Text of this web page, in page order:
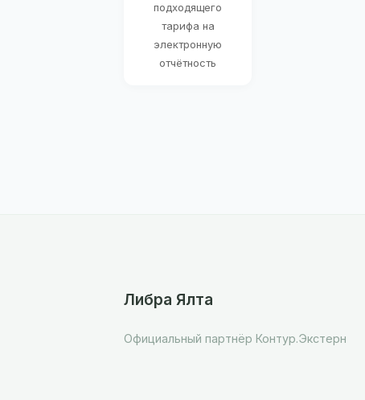
подходящего
тарифа на
электронную
отчётность
Либра Ялта
Официальный партнёр Контур.Экстерн